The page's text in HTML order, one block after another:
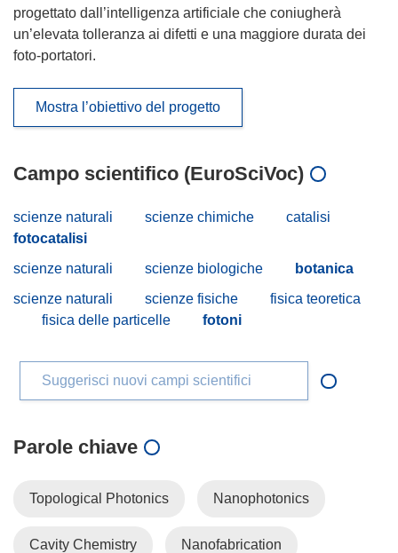
progettato dall’intelligenza artificiale che coniugherà
un’elevata tolleranza ai difetti e una maggiore durata dei
foto-portatori.
Mostra l’obiettivo del progetto
Campo scientifico (EuroSciVoc)
scienze naturali scienze chimiche
catalisi
fotocatalisi
scienze naturali
scienze biologiche
botanica
scienze naturali
scienze fisiche
fisica teoretica
fisica delle particelle
fotoni
Suggerisci nuovi campi scientifici
Parole chiave
Topological Photonics Nanophotonics
Cavity Chemistry Nanofabrication